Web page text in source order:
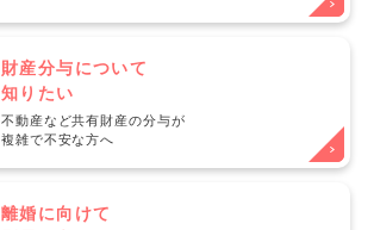
財産分与について
知りたい
不動産など共有財産の分与が
複雑で不安な方へ
離婚に向けて